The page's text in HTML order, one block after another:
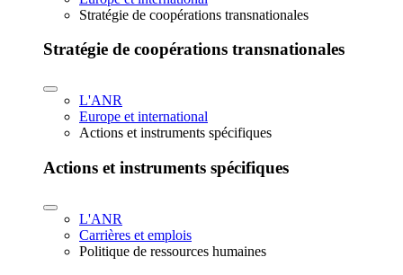
Stratégie de coopérations transnationales
Stratégie de coopérations transnationales
L'ANR
Europe et international
Actions et instruments spécifiques
Actions et instruments spécifiques
L'ANR
Carrières et emplois
Politique de ressources humaines